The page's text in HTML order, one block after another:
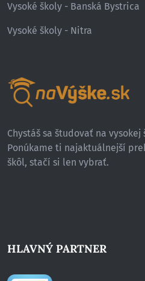
Vysoké školy - Banská Bystrica
Vysoké školy - Nitra
Chystáš sa študovať na
Ponúkame ti najaktuálnejší
škôl, stačí si len vybrať.
HLAVNÝ PARTNER